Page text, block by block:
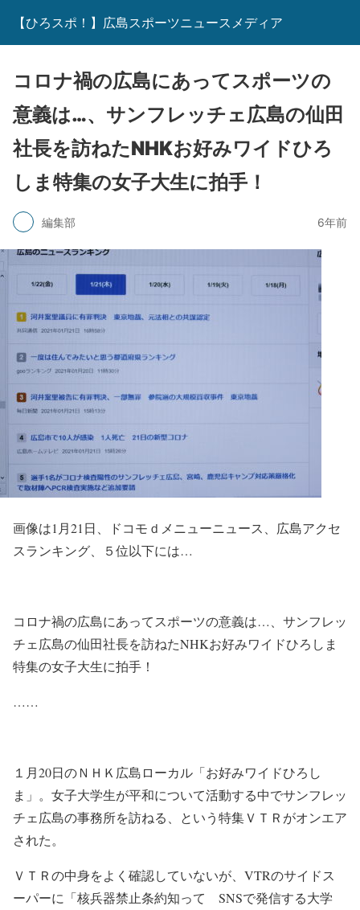
【ひろスポ！】広島スポーツニュースメディア
コロナ禍の広島にあってスポーツの
意義は…、サンフレッチェ広島の仙田
社長を訪ねたNHKお好みワイドひろ
しま特集の女子大生に拍手！
編集部 6年前
画像は1月21日、ドコモｄメニューニュース、広島アクセ
スランキング、５位以下には…
コロナ禍の広島にあってスポーツの意義は…、サンフレッ
チェ広島の仙田社長を訪ねたNHKお好みワイドひろしま
特集の女子大生に拍手！
……
１月20日のＮＨＫ広島ローカル「お好みワイドひろし
ま」。女子大学生が平和について活動する中でサンフレッ
チェ広島の事務所を訪ねる、という特集ＶＴＲがオンエア
された。
ＶＴＲの中身をよく確認していないが、VTRのサイドス
ーパーに「核兵器禁止条約知って SNSで発信する大学